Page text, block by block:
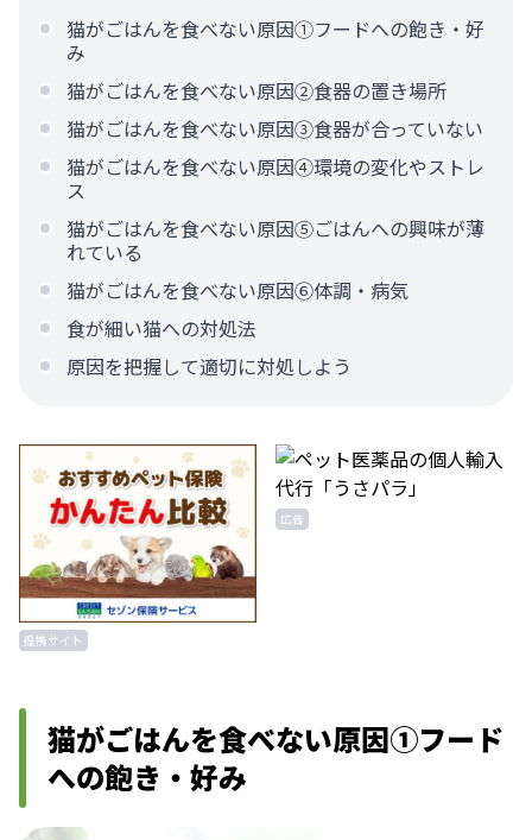
猫がごはんを食べない原因①フードへの飽き・好
み
猫がごはんを食べない原因②食器の置き場所
猫がごはんを食べない原因③食器が合っていない
猫がごはんを食べない原因④環境の変化やストレ
ス
猫がごはんを食べない原因⑤ごはんへの興味が薄
れている
猫がごはんを食べない原因⑥体調・病気
食が細い猫への対処法
原因を把握して適切に対処しよう
提携サイト
広告
猫がごはんを食べない原因①フード
への飽き・好み